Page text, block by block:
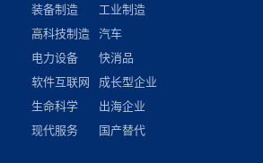
装备制造
工业制造
高科技制造
汽车
电力设备
快消品
软件互联网
成长型企业
生命科学
出海企业
现代服务
国产替代